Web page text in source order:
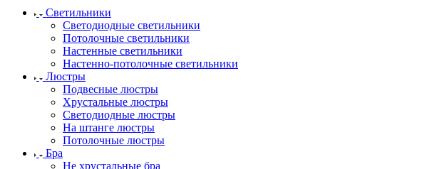
Светильники
Светодиодные светильники
Потолочные светильники
Настенные светильники
Настенно-потолочные светильники
Люстры
Подвесные люстры
Хрустальные люстры
Светодиодные люстры
На штанге люстры
Потолочные люстры
Бра
Не хрустальные бра